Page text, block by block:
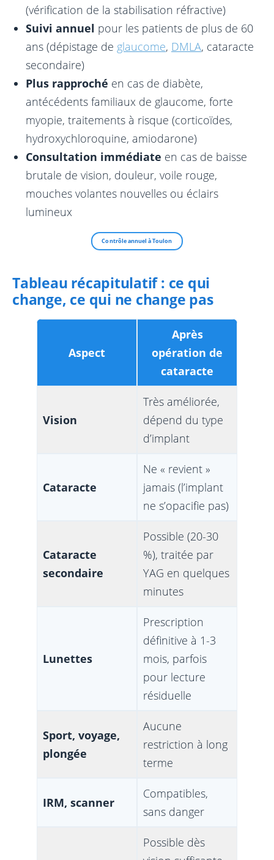
(vérification de la stabilisation réfractive)
Suivi annuel pour les patients de plus de 60
ans (dépistage de glaucome, DMLA, cataracte
secondaire)
Plus rapproché en cas de diabète,
antécédents familiaux de glaucome, forte
myopie, traitements à risque (corticoïdes,
hydroxychloroquine, amiodarone)
Consultation immédiate en cas de baisse
brutale de vision, douleur, voile rouge,
mouches volantes nouvelles ou éclairs
lumineux
Contrôle annuel à Toulon
Tableau récapitulatif : ce qui
change, ce qui ne change pas
Aspect
Après
opération de
cataracte
Vision
Très améliorée,
dépend du type
d’implant
Cataracte
Ne « revient »
jamais (l’implant
ne s’opacifie pas)
Cataracte
secondaire
Possible (20-30
%), traitée par
YAG en quelques
minutes
Lunettes
Prescription
définitive à 1-3
mois, parfois
pour lecture
résiduelle
Sport, voyage,
plongée
Aucune
restriction à long
terme
IRM, scanner
Compatibles,
sans danger
Possible dès